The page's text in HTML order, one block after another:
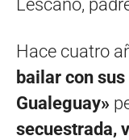
Lescano,
Hace cuatro
bailar con
Gualeguay»
secuestrada,